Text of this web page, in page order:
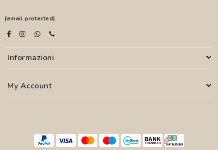
[email protected]
Informazioni
My Account